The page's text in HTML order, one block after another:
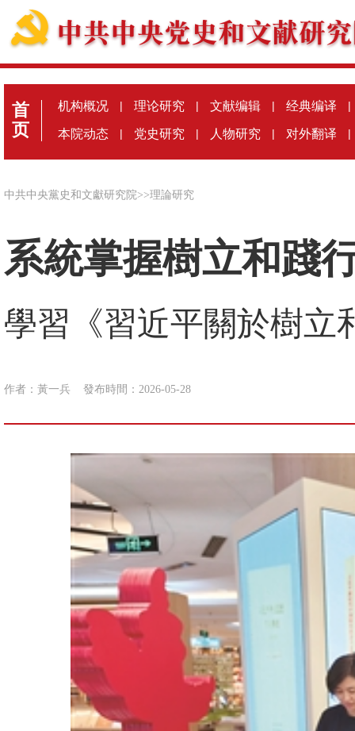
首
页
机构概况 | 理论研究 | 文献编辑 | 经典编译 |
本院动态 | 党史研究 | 人物研究 | 对外翻译 |
中共中央黨史和文獻研究院>>理論研究
系統掌握樹立和踐
學習《習近平關於樹立
作者：黃一兵 發布時間：2026-05-28